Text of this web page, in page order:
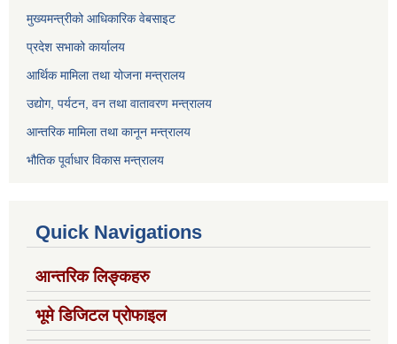
मुख्यमन्त्रीको आधिकारिक वेबसाइट
प्रदेश सभाको कार्यालय
आर्थिक मामिला तथा योजना मन्त्रालय
उद्योग, पर्यटन, वन तथा वातावरण मन्त्रालय
आन्तरिक मामिला तथा कानून मन्त्रालय
भौतिक पूर्वाधार विकास मन्त्रालय
Quick Navigations
आन्तरिक लिङ्कहरु
भूमे डिजिटल प्रोफाइल